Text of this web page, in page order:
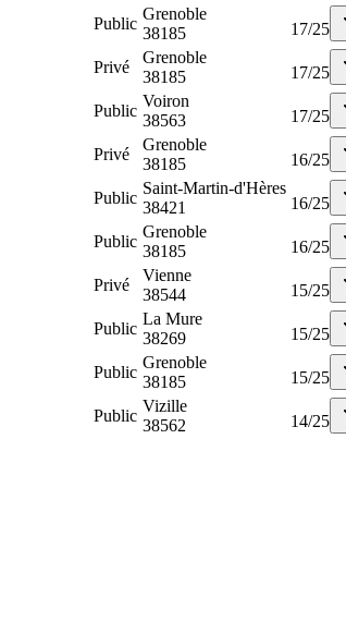
Public
Grenoble
38185
17/25
Privé
Grenoble
38185
17/25
Public
Voiron
38563
17/25
Privé
Grenoble
38185
16/25
Public
Saint-Martin-d'Hères
38421
16/25
Public
Grenoble
38185
16/25
Privé
Vienne
38544
15/25
Public
La Mure
38269
15/25
Public
Grenoble
38185
15/25
Public
Vizille
38562
14/25